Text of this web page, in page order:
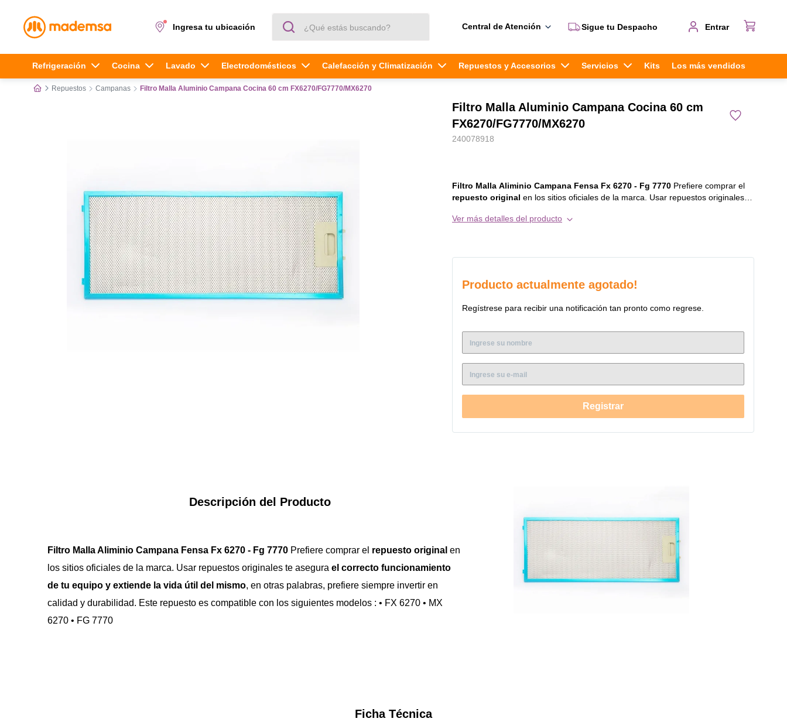
Ingresa tu ubicación
Términos más buscados
1. cocina 4 platos
cocina 5 platos
Central de Atención Sigue tu Despacho Entrar
Refrigeración Cocina Lavado Electrodomésticos Calefacción y Climatización Repuestos y Accesorios Servicios Kits Los más vendidos
Repuestos Campanas Filtro Malla Aluminio Campana Cocina 60 cm FX6270/FG7770/MX6270
Filtro Malla Aluminio Campana Cocina 60 cm
FX6270/FG7770/MX6270
240078918
Filtro Malla Aliminio Campana Fensa Fx 6270 - Fg 7770 Prefiere comprar el
repuesto original en los sitios oficiales de la marca. Usar repuestos originales te
mismo, en otras palabras, prefiere siempre invertir en calidad y durabilidad. Este
Ver más detalles del producto
Producto actualmente agotado!
Regístrese para recibir una notificación tan pronto como regrese.
Registrar
Descripción del Producto
Filtro Malla Aliminio Campana Fensa Fx 6270 - Fg 7770 Prefiere comprar el repuesto original en
los sitios oficiales de la marca. Usar repuestos originales te asegura el correcto funcionamiento
de tu equipo y extiende la vida útil del mismo, en otras palabras, prefiere siempre invertir en
calidad y durabilidad. Este repuesto es compatible con los siguientes modelos : • FX 6270 • MX
6270 • FG 7770
Ficha Técnica